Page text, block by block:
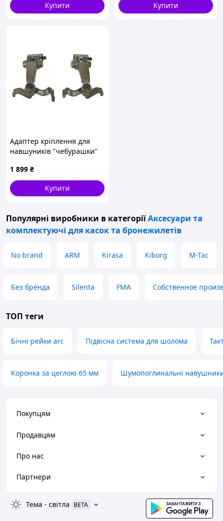
Купити
Купити
Адаптер кріплення для
навшуників "чебурашки"
1 899 ₴
Купити
Популярні виробники в категоріїАксесуари та
комплектуючі для касок та бронежилетів
No brand ARM Kirasa Kiborg M-Tac
Без бренда Silenta FMA Собственное
ТОП теги
Бічні рейки arc Підвісна система для шолома
Коронка за цеглою 65 мм Шумопоглинальні
Покупцям
Продавцям
Про нас
Партнери
Тема - світла BETA